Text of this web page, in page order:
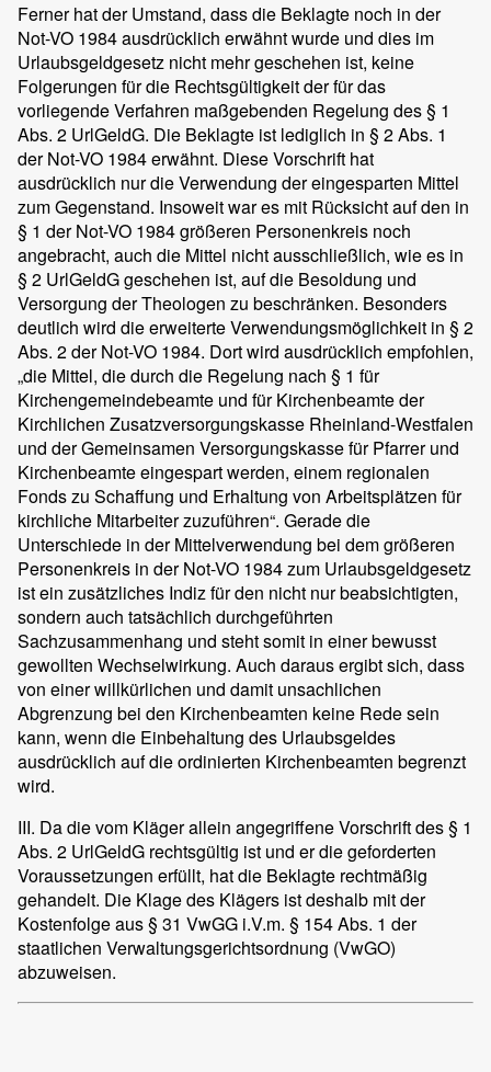
Ferner hat der Umstand, dass die Beklagte noch in der
Not-VO 1984 ausdrücklich erwähnt wurde und dies im
Urlaubsgeldgesetz nicht mehr geschehen ist, keine
Folgerungen für die Rechtsgültigkeit der für das
vorliegende Verfahren maßgebenden Regelung des § 1
Abs. 2 UrlGeldG. Die Beklagte ist lediglich in § 2 Abs. 1
der Not-VO 1984 erwähnt. Diese Vorschrift hat
ausdrücklich nur die Verwendung der eingesparten Mittel
zum Gegenstand. Insoweit war es mit Rücksicht auf den in
§ 1 der Not-VO 1984 größeren Personenkreis noch
angebracht, auch die Mittel nicht ausschließlich, wie es in
§ 2 UrlGeldG geschehen ist, auf die Besoldung und
Versorgung der Theologen zu beschränken. Besonders
deutlich wird die erweiterte Verwendungsmöglichkeit in § 2
Abs. 2 der Not-VO 1984. Dort wird ausdrücklich empfohlen,
„die Mittel, die durch die Regelung nach § 1 für
Kirchengemeindebeamte und für Kirchenbeamte der
Kirchlichen Zusatzversorgungskasse Rheinland-Westfalen
und der Gemeinsamen Versorgungskasse für Pfarrer und
Kirchenbeamte eingespart werden, einem regionalen
Fonds zu Schaffung und Erhaltung von Arbeitsplätzen für
kirchliche Mitarbeiter zuzuführen“. Gerade die
Unterschiede in der Mittelverwendung bei dem größeren
Personenkreis in der Not-VO 1984 zum Urlaubsgeldgesetz
ist ein zusätzliches Indiz für den nicht nur beabsichtigten,
sondern auch tatsächlich durchgeführten
Sachzusammenhang und steht somit in einer bewusst
gewollten Wechselwirkung. Auch daraus ergibt sich, dass
von einer willkürlichen und damit unsachlichen
Abgrenzung bei den Kirchenbeamten keine Rede sein
kann, wenn die Einbehaltung des Urlaubsgeldes
ausdrücklich auf die ordinierten Kirchenbeamten begrenzt
wird.
III. Da die vom Kläger allein angegriffene Vorschrift des § 1
Abs. 2 UrlGeldG rechtsgültig ist und er die geforderten
Voraussetzungen erfüllt, hat die Beklagte rechtmäßig
gehandelt. Die Klage des Klägers ist deshalb mit der
Kostenfolge aus § 31 VwGG i.V.m. § 154 Abs. 1 der
staatlichen Verwaltungsgerichtsordnung (VwGO)
abzuweisen.